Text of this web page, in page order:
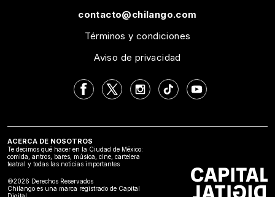
contacto@chilango.com
Términos y condiciones
Aviso de privacidad
ACERCA DE NOSOTROS
Te decimos qué hacer en la Ciudad de México:
comida, antros, bares, música, cine, cartelera
teatral y todas las noticias importantes
©2026 Derechos Reservados
Chilango es una marca registrado de Capital